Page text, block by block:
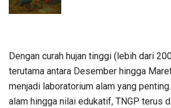
Dengan curah hujan tinggi (lebih dari
terutama antara Desember hingga
menjadi laboratorium alam yang
alam hingga nilai edukatif, TNGP terus